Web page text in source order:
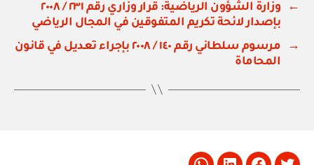
←
وزارة الشؤون الرياضية: قرار وزاري رقم ٢٣١ / ٢٠٠٨
بإصدار لائحة تكريم المتفوقين في المجال الرياضي
→
مرسوم سلطاني رقم ١٤٠ / ٢٠٠٨ بإجراء تعديل في قانون
المحاماة